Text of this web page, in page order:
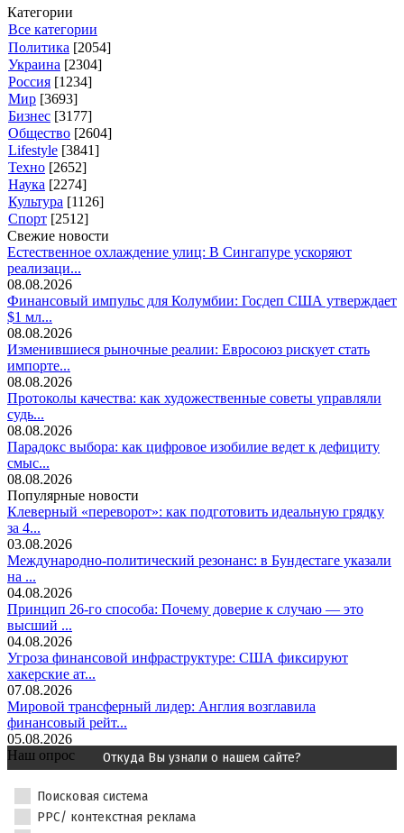
Категории
Все категории
Политика [2054]
Украина [2304]
Россия [1234]
Мир [3693]
Бизнес [3177]
Общество [2604]
Lifestyle [3841]
Техно [2652]
Наука [2274]
Культура [1126]
Спорт [2512]
Свежие новости
Естественное охлаждение улиц: В Сингапуре ускоряют
реализаци...
08.08.2026
Финансовый импульс для Колумбии: Госдеп США утверждает
$1 мл...
08.08.2026
Изменившиеся рыночные реалии: Евросоюз рискует стать
импорте...
08.08.2026
Протоколы качества: как художественные советы управляли
судь...
08.08.2026
Парадокс выбора: как цифровое изобилие ведет к дефициту
смыс...
08.08.2026
Популярные новости
Клеверный «переворот»: как подготовить идеальную грядку
за 4...
03.08.2026
Международно-политический резонанс: в Бундестаге указали
на ...
04.08.2026
Принцип 26-го способа: Почему доверие к случаю — это
высший ...
04.08.2026
Угроза финансовой инфраструктуре: США фиксируют
хакерские ат...
07.08.2026
Мировой трансферный лидер: Англия возглавила
финансовый рейт...
05.08.2026
Наш опрос
Откуда Вы узнали о нашем сайте?
Поисковая система
PPC/ контекстная реклама